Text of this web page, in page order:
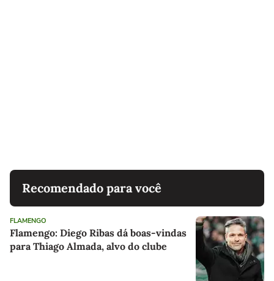
Recomendado para você
FLAMENGO
Flamengo: Diego Ribas dá boas-vindas
para Thiago Almada, alvo do clube